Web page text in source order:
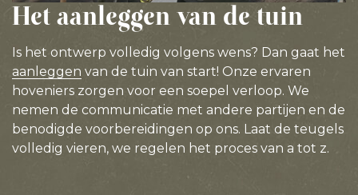
Het aanleggen van de tuin
Is het ontwerp volledig volgens wens? Dan gaat het
aanleggen van de tuin van start! Onze ervaren
hoveniers zorgen voor een soepel verloop. We
nemen de communicatie met andere partijen en de
benodigde voorbereidingen op ons. Laat de teugels
volledig vieren, we regelen het proces van a tot z.